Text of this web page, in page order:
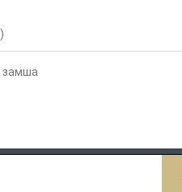
замша